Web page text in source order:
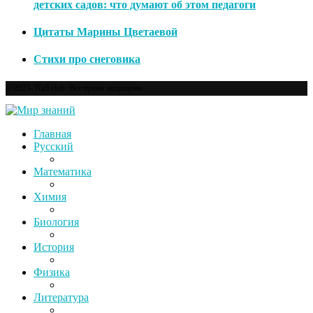
детских садов: что думают об этом педагоги
Цитаты Марины Цветаевой
Стихи про снеговика
Главная
Русский
Математика
Химия
Биология
История
Физика
Литература